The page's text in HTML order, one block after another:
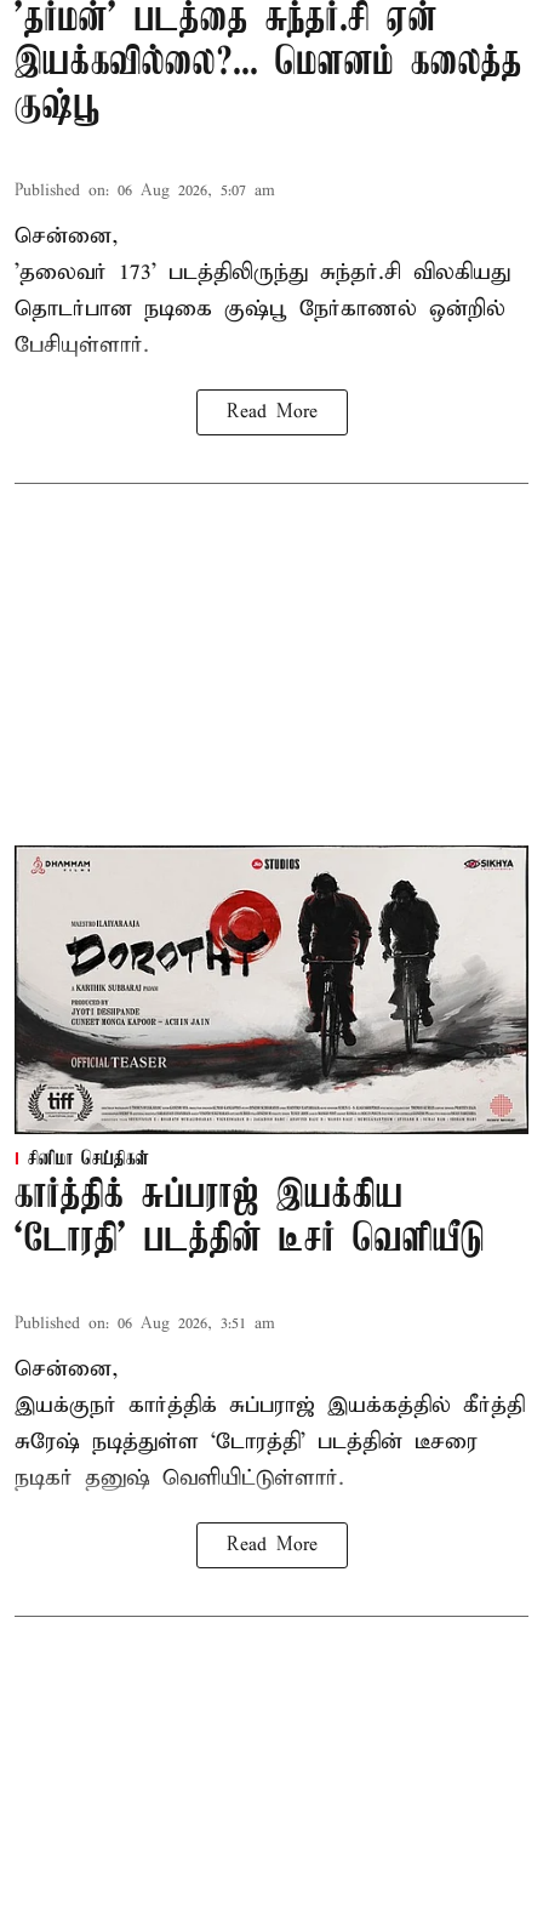
'தர்மன்' படத்தை சுந்தர்.சி ஏன்
இயக்கவில்லை?... மௌனம் கலைத்த
குஷ்பூ
Published on: 06 Aug 2026, 5:07 am
சென்னை,
'தலைவர் 173' படத்திலிருந்து சுந்தர்.சி விலகியது
தொடர்பான நடிகை குஷ்பூ நேர்காணல் ஒன்றில்
பேசியுள்ளார்.
Read More
சினிமா செய்திகள்
கார்த்திக் சுப்பராஜ் இயக்கிய
`டோரதி' படத்தின் டீசர் வெளியீடு
Published on: 06 Aug 2026, 3:51 am
சென்னை,
இயக்குநர் கார்த்திக் சுப்பராஜ் இயக்கத்தில் கீர்த்தி
சுரேஷ் நடித்துள்ள `டோரத்தி' படத்தின் டீசரை
நடிகர் தனுஷ் வெளியிட்டுள்ளார்.
Read More